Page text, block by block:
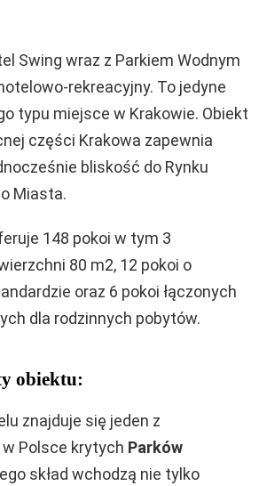
Swing wraz z Parkiem Wodnym
rekreacyjny. To jedyne
typu miejsce w Krakowie. Obiekt
części Krakowa zapewnia
bliskość do Rynku
Miasta.
148 pokoi w tym 3
80 m2, 12 pokoi o
oraz 6 pokoi łączonych
dla rodzinnych pobytów.
obiektu:
znajduje się jeden z
Polsce krytych Parków
skład wchodzą nie tylko